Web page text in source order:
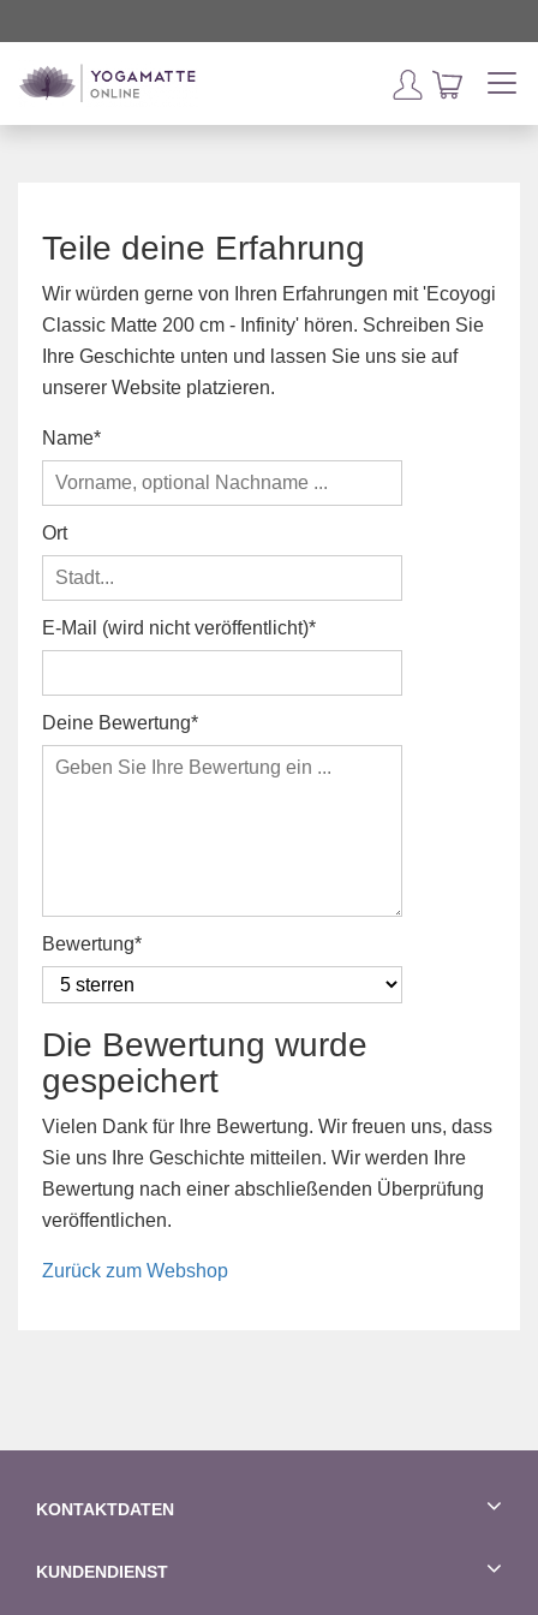
Teile deine Erfahrung
Wir würden gerne von Ihren Erfahrungen mit 'Ecoyogi
Classic Matte 200 cm - Infinity' hören. Schreiben Sie
Ihre Geschichte unten und lassen Sie uns sie auf
unserer Website platzieren.
Name
Ort
E-Mail (wird nicht veröffentlicht)
Deine Bewertung
Bewertung
Die Bewertung wurde
gespeichert
Vielen Dank für Ihre Bewertung. Wir freuen uns, dass
Sie uns Ihre Geschichte mitteilen. Wir werden Ihre
Bewertung nach einer abschließenden Überprüfung
veröffentlichen.
Zurück zum Webshop
KONTAKTDATEN
KUNDENDIENST